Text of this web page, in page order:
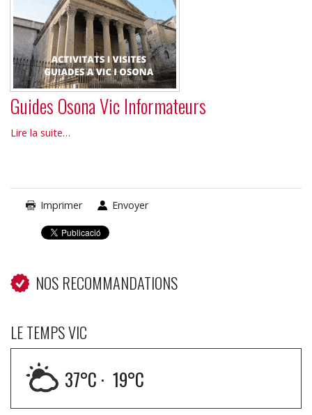
Guides Osona Vic Informateurs
Guides
Lire la suite…
Imprimer Envoyer
NOS RECOMMANDATIONS
LE TEMPS VIC
37°C · 19°C